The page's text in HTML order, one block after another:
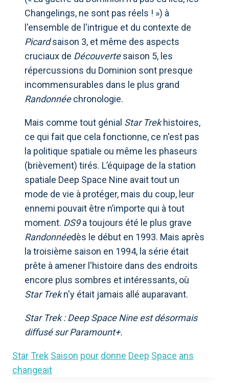
Changelings, ne sont pas réels ! ») à
l'ensemble de l'intrigue et du contexte de
Picardsaison 3, et même des aspects
cruciaux de Découvertesaison 5, les
répercussions du Dominion sont presque
incommensurables dans le plus grand
Randonnéechronologie.
Mais comme tout génial Star Trekhistoires,
ce qui fait que cela fonctionne, ce n'est pas
la politique spatiale ou même les phaseurs
(brièvement) tirés. L’équipage de la station
spatiale Deep Space Nine avait tout un
mode de vie à protéger, mais du coup, leur
ennemi pouvait être n’importe qui à tout
moment. DS9a toujours été le plus grave
Randonnéedès le début en 1993. Mais après
la troisième saison en 1994, la série était
prête à amener l'histoire dans des endroits
encore plus sombres et intéressants, où
Star Trekn'y était jamais allé auparavant.
Star Trek : Deep Space Nine est désormais
diffusé sur Paramount+.
StarTrek Saison pour donne Deep Space ans
changeait